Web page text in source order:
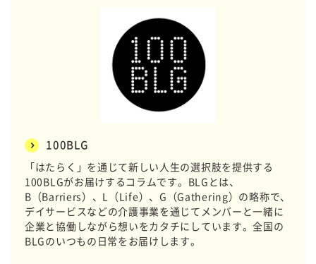
100BLG
「はたらく」を通じて新しい人生の選択肢を提供する
100BLGがお届けするコラムです。BLGとは、
B（Barriers）、L（Life）、G（Gathering）の略称で、
デイサービスなどの介護事業を通じてメンバーと一緒に
企業と協働しながら想いをカタチにしています。全国の
BLGのいつもの日常をお届けします。